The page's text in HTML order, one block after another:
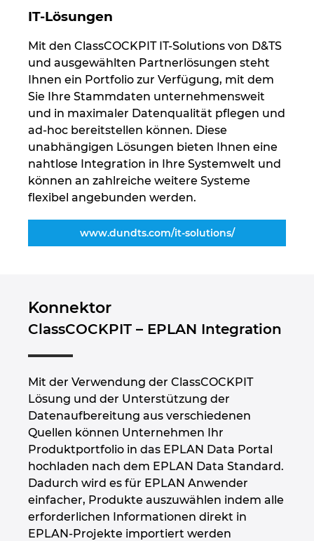
IT-Lösungen
Mit den ClassCOCKPIT IT-Solutions von D&TS
und ausgewählten Partnerlösungen steht
Ihnen ein Portfolio zur Verfügung, mit dem
Sie Ihre Stammdaten unternehmensweit
und in maximaler Datenqualität pflegen und
ad-hoc bereitstellen können. Diese
unabhängigen Lösungen bieten Ihnen eine
nahtlose Integration in Ihre Systemwelt und
können an zahlreiche weitere Systeme
flexibel angebunden werden.
www.dundts.com/it-solutions/
Konnektor
ClassCOCKPIT – EPLAN Integration
Mit der Verwendung der ClassCOCKPIT
Lösung und der Unterstützung der
Datenaufbereitung aus verschiedenen
Quellen können Unternehmen Ihr
Produktportfolio in das EPLAN Data Portal
hochladen nach dem EPLAN Data Standard.
Dadurch wird es für EPLAN Anwender
einfacher, Produkte auszuwählen indem alle
erforderlichen Informationen direkt in
EPLAN-Projekte importiert werden